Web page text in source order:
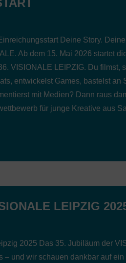
Deine Story. Deine
Ab dem 15. Mai 2026 startet
VISIONALE LEIPZIG. Du filmst,
entwickelst Games, bastelst an
mit Medien? Dann raus
für junge Kreative aus
LEIPZIG
2025 Das 35. Jubiläum der
– und wir schauen dankbar auf ein